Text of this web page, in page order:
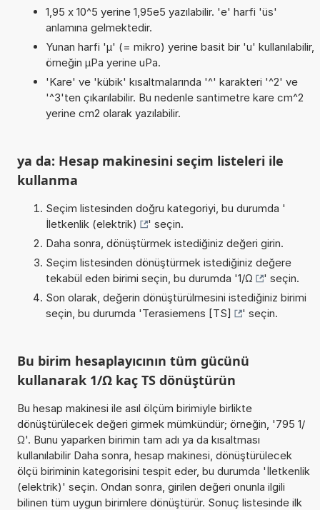
1,95 x 10^5 yerine 1,95e5 yazılabilir. 'e' harfi 'üs'
anlamına gelmektedir.
Yunan harfi 'µ' (= mikro) yerine basit bir 'u' kullanılabilir,
örneğin µPa yerine uPa.
'Kare' ve 'kübik' kısaltmalarında '^' karakteri '^2' ve
'^3'ten çıkarılabilir. Bu nedenle santimetre kare cm^2
yerine cm2 olarak yazılabilir.
ya da: Hesap makinesini seçim listeleri ile
kullanma
Seçim listesinden doğru kategoriyi, bu durumda '
İletkenlik (elektrik)
' seçin.
Daha sonra, dönüştürmek istediğiniz değeri girin.
Seçim listesinden dönüştürmek istediğiniz değere
tekabül eden birimi seçin, bu durumda '1/Ω
' seçin.
Son olarak, değerin dönüştürülmesini istediğiniz birimi
seçin, bu durumda 'Terasiemens [TS] ' seçin.
Bu birim hesaplayıcının tüm gücünü
kullanarak 1/Ω kaç TS dönüştürün
Bu hesap makinesi ile asıl ölçüm birimiyle birlikte
dönüştürülecek değeri girmek mümkündür; örneğin, '795 1/
Ω'. Bunu yaparken birimin tam adı ya da kısaltması
kullanılabilir Daha sonra, hesap makinesi, dönüştürülecek
ölçü biriminin kategorisini tespit eder, bu durumda 'İletkenlik
(elektrik)' seçin. Ondan sonra, girilen değeri onunla ilgili
bilinen tüm uygun birimlere dönüştürür. Sonuç listesinde ilk